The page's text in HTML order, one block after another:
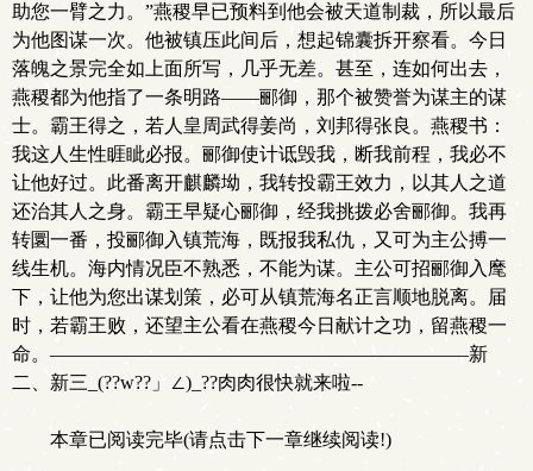
助您一臂之力。”燕稷早已预料到他会被天道制裁，所以最后
为他图谋一次。他被镇压此间后，想起锦囊拆开察看。今日
落魄之景完全如上面所写，几乎无差。甚至，连如何出去，
燕稷都为他指了一条明路——郦御，那个被赞誉为谋主的谋
士。霸王得之，若人皇周武得姜尚，刘邦得张良。燕稷书：
我这人生性睚眦必报。郦御使计诋毁我，断我前程，我必不
让他好过。此番离开麒麟坳，我转投霸王效力，以其人之道
还治其人之身。霸王早疑心郦御，经我挑拨必舍郦御。我再
转圜一番，投郦御入镇荒海，既报我私仇，又可为主公搏一
线生机。海内情况臣不熟悉，不能为谋。主公可招郦御入麾
下，让他为您出谋划策，必可从镇荒海名正言顺地脱离。届
时，若霸王败，还望主公看在燕稷今日献计之功，留燕稷一
命。——————————————————————新
二、新三_(??w??」∠)_??肉肉很快就来啦--
本章已阅读完毕(请点击下一章继续阅读!)